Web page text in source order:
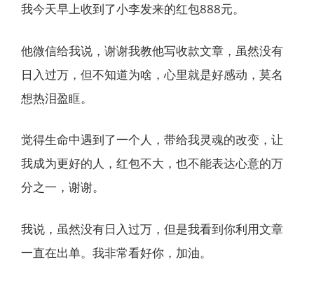
我今天早上收到了小李发来的红包888元。
他微信给我说，谢谢我教他写收款文章，虽然没有
日入过万，但不知道为啥，心里就是好感动，莫名
想热泪盈眶。
觉得生命中遇到了一个人，带给我灵魂的改变，让
我成为更好的人，红包不大，也不能表达心意的万
分之一，谢谢。
我说，虽然没有日入过万，但是我看到你利用文章
一直在出单。我非常看好你，加油。